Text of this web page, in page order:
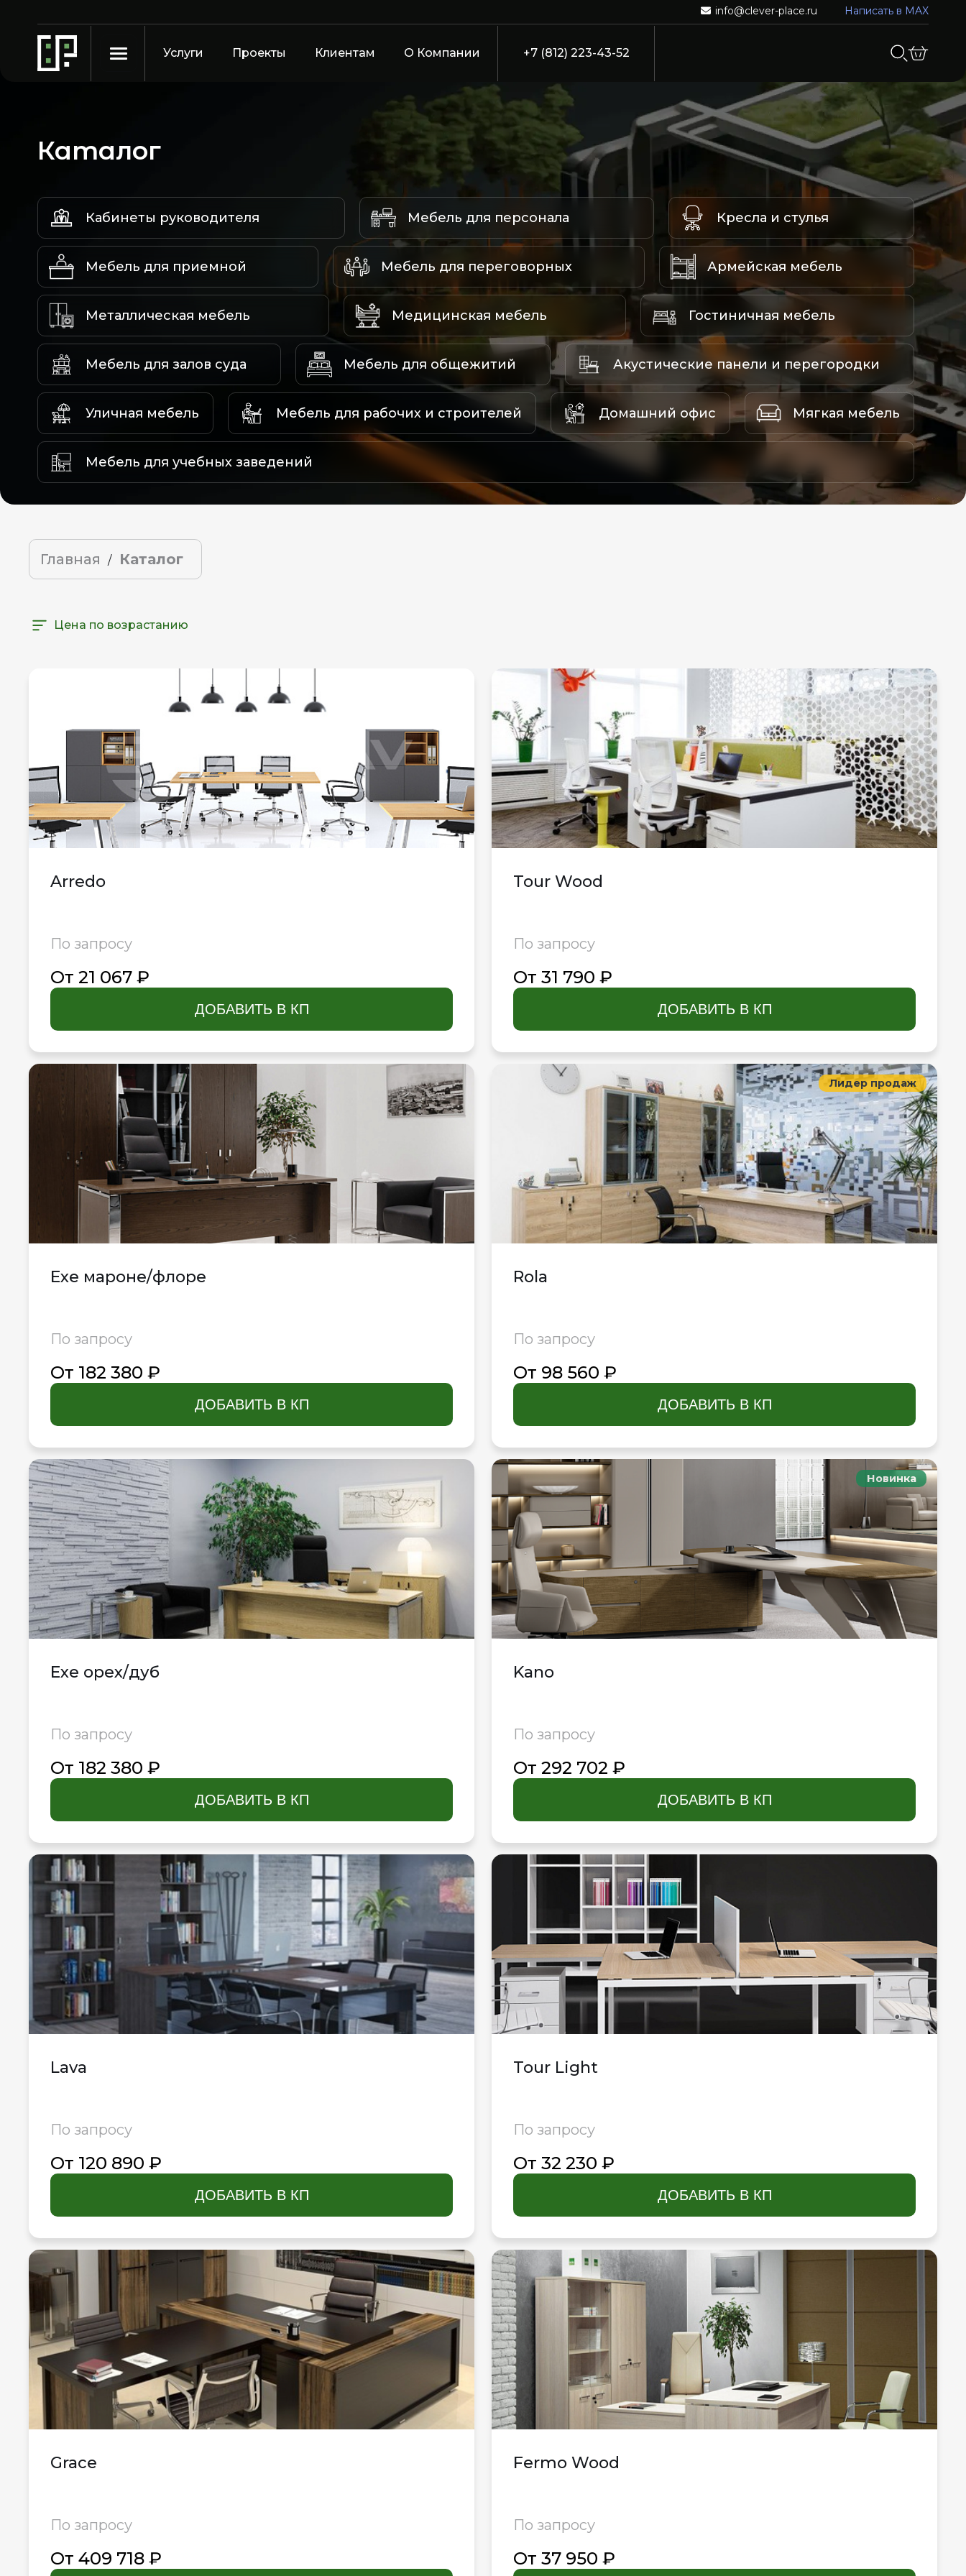
info@clever-place.ru Написать в MAX
Услуги Проекты Клиентам О Компании +7 (812) 223-43-52
Каталог
Кабинеты руководителя Мебель для персонала Кресла и стулья
Мебель для приемной Мебель для переговорных Армейская мебель
Металлическая мебель Медицинская мебель Гостиничная мебель
Мебель для залов суда Мебель для общежитий Акустические панели и перегородки
Уличная мебель Мебель для рабочих и строителей Домашний офис Мягкая мебель
Мебель для учебных заведений
Главная / Каталог
Цена по возрастанию
Arredo
По запросу
От 21 067 ₽
ДОБАВИТЬ В КП
Tour Wood
По запросу
От 31 790 ₽
ДОБАВИТЬ В КП
Exe мароне/флоре
По запросу
От 182 380 ₽
ДОБАВИТЬ В КП
Лидер продаж
Rola
По запросу
От 98 560 ₽
ДОБАВИТЬ В КП
Exe орех/дуб
По запросу
От 182 380 ₽
ДОБАВИТЬ В КП
Новинка
Kano
По запросу
От 292 702 ₽
ДОБАВИТЬ В КП
Lava
По запросу
От 120 890 ₽
ДОБАВИТЬ В КП
Tour Light
По запросу
От 32 230 ₽
ДОБАВИТЬ В КП
Grace
По запросу
От 409 718 ₽
Fermo Wood
По запросу
От 37 950 ₽